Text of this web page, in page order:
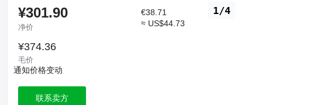
1/4
¥301.90
净价
€38.71
≈ US$44.73
¥374.36
毛价
通知价格变动
联系卖方